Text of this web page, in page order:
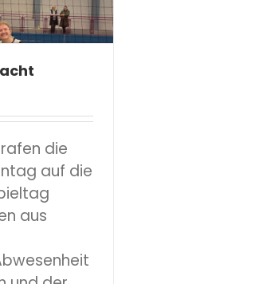
die
auf die
aus